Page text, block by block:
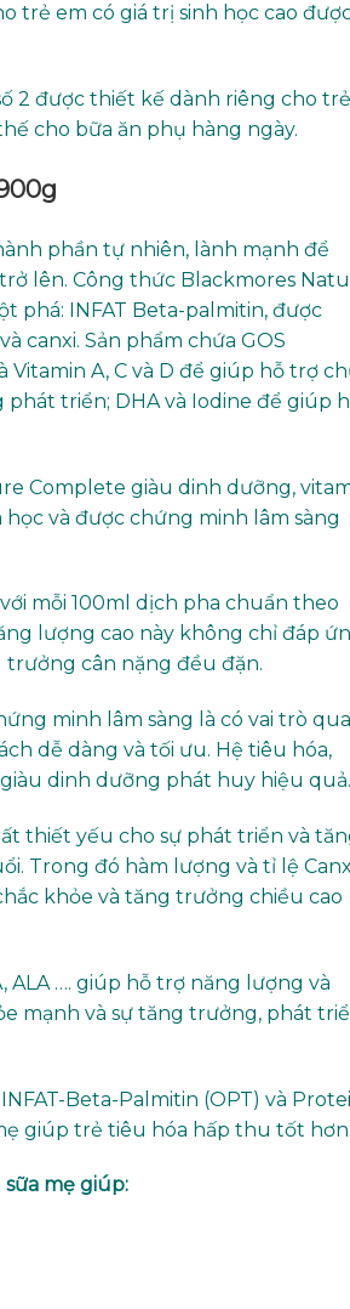
trẻ em có giá trị sinh học cao
2 được thiết kế dành riêng cho trẻ
cho bữa ăn phụ hàng ngày.
phần tự nhiên, lành mạnh để
lên. Công thức Blackmores
phá: INFAT Beta-palmitin, được
canxi. Sản phẩm chứa GOS
A, C và D để giúp hỗ trợ
phát triển; DHA và Iodine để giúp
Complete giàu dinh dưỡng,
và được chứng minh lâm sàng
mỗi 100ml dịch pha chuẩn theo
lượng cao này không chỉ đáp
cân nặng đều đặn.
minh lâm sàng là có vai trò
dễ dàng và tối ưu. Hệ tiêu hóa,
dinh dưỡng phát huy hiệu quả.
thiết yếu cho sự phát triển và
Trong đó hàm lượng và tỉ lệ
khỏe và tăng trưởng chiều cao
ALA …. giúp hỗ trợ năng lượng và
mạnh và sự tăng trưởng, phát
Beta-Palmitin (OPT) và
giúp trẻ tiêu hóa hấp thu tốt hơn.
mẹ giúp: